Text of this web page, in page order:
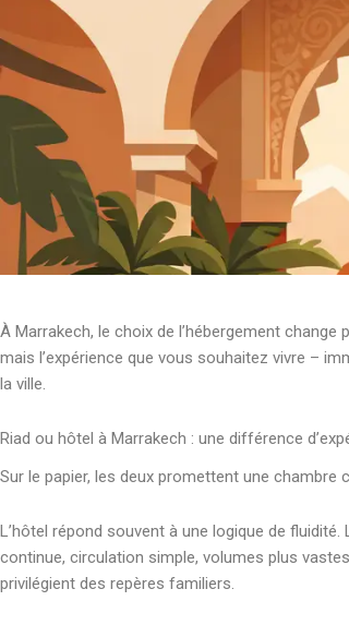
À Marrakech, le choix de l’hébergement
mais l’expérience que vous souhaitez vivre –
la ville.
Riad ou hôtel à Marrakech : une différence
Sur le papier, les deux promettent une
L’hôtel répond souvent à une logique de
continue, circulation simple, volumes plus
privilégient des repères familiers.